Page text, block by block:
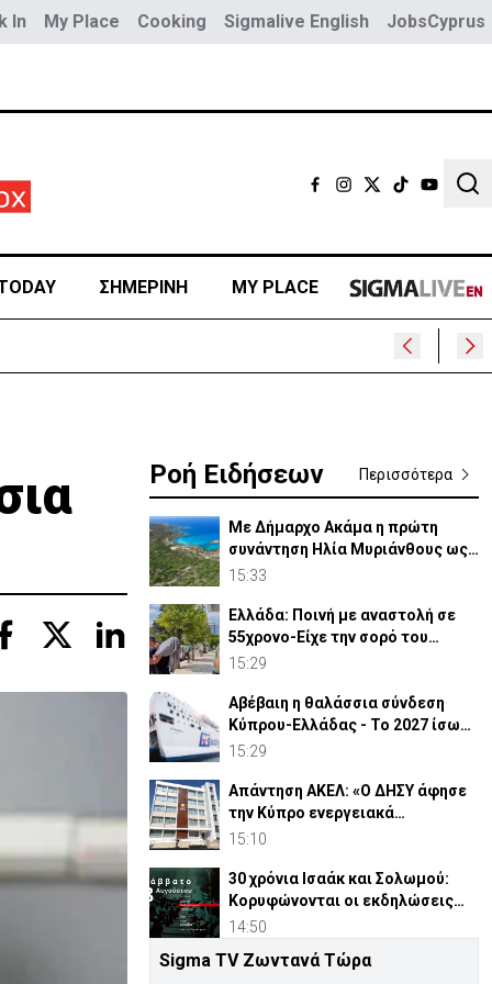
In My Place Cooking Sigmalive English JobsCyprus
ΣΗΜΕΡΙΝΗ MY PLACE
Ροή Ειδήσεων Περισσότερα
Με Δήμαρχο Ακάμα η πρώτη
συνάντηση Ηλία Μυριάνθους ως
Επ. Περιβάλλοντος
15:33
Ελλάδα: Ποινή με αναστολή σε
55χρονο-Είχε την σορό του
πατέρα του σε καταψύκτη
15:29
Αβέβαιη η θαλάσσια σύνδεση
Κύπρου-Ελλάδας - Το 2027 ίσως
η τελευταία χρονιά
15:29
Απάντηση ΑΚΕΛ: «Ο ΔΗΣΥ άφησε
την Κύπρο ενεργειακά
ανοχύρωτη»
15:10
30 χρόνια Ισαάκ και Σολωμού:
Κορυφώνονται οι εκδηλώσεις
μνήμης (ΒΙΝΤΕΟ)
14:50
Ιαπωνία: Ο τυφώνας Dolphin
Sigma TV Ζωντανά Τώρα